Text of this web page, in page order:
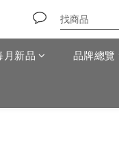
月新品 品牌總覽